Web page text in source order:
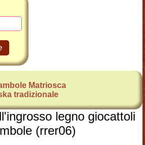
Matriosca
tradizionale
legno giocattoli
(rrer06)